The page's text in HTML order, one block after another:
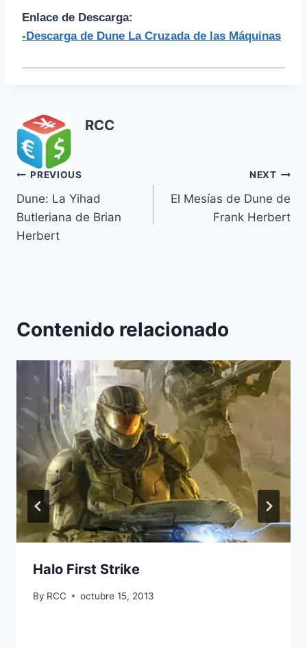
Enlace de Descarga:
-Descarga de Dune La Cruzada de las Máquinas
RCC
Navegación
de
entradas
PREVIOUS
Dune: La Yihad
Butleriana de Brian
Herbert
NEXT
El Mesías de Dune de
Frank Herbert
Contenido relacionado
Halo First Strike
By RCC octubre 15, 2013